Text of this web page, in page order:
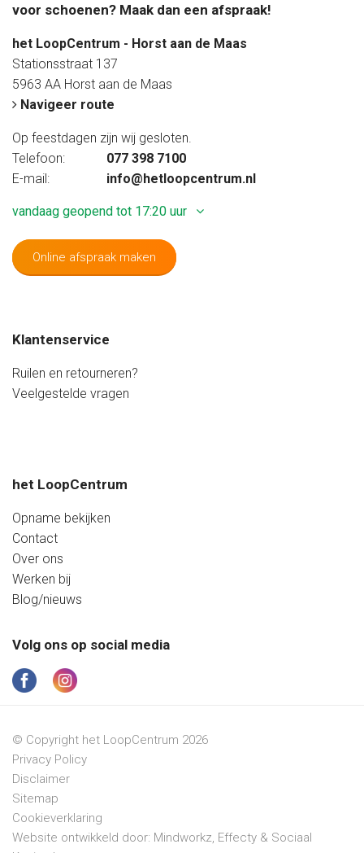
voor schoenen? Maak dan een afspraak!
het LoopCentrum - Horst aan de Maas
Stationsstraat 137
5963 AA Horst aan de Maas
Navigeer route
Op feestdagen zijn wij gesloten.
Telefoon:
077 398 7100
E-mail:
info@hetloopcentrum.nl
vandaag geopend tot 17:20 uur
Online afspraak maken
Donderdag
09:20 - 17:20 uur
Vrijdag
09:20 - 20:00 uur
Zaterdag
08:40 - 17:20 uur
Klantenservice
Ruilen en retourneren?
Veelgestelde vragen
het LoopCentrum
Opname bekijken
Contact
Over ons
Werken bij
Blog/nieuws
Volg ons op social media
© Copyright het LoopCentrum 2026
Privacy Policy
Disclaimer
Sitemap
Cookieverklaring
Website ontwikkeld door: Mindworkz, Effecty & Sociaal